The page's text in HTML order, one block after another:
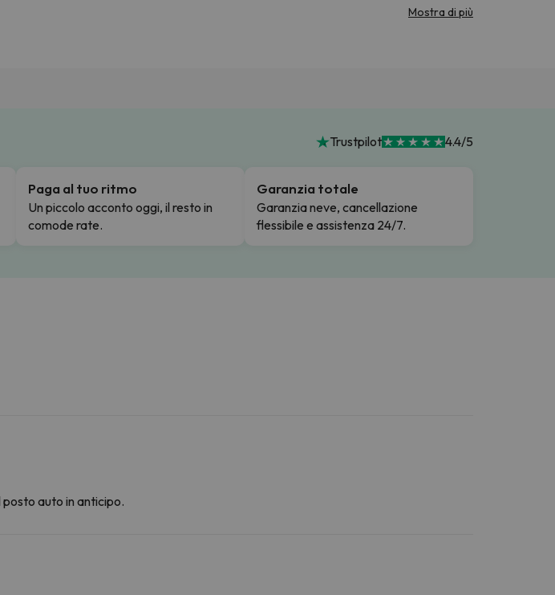
Mostra di più
Trustpilot 4.4/5
Paga al tuo ritmo
Un piccolo acconto oggi, il resto in
comode rate.
Garanzia totale
Garanzia neve, cancellazione
flessibile e assistenza 24/7.
auto in anticipo.